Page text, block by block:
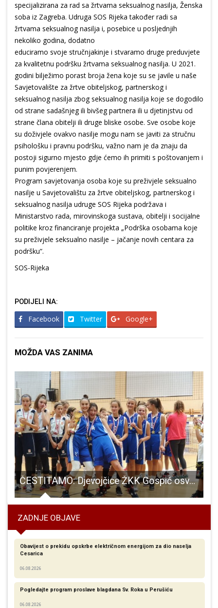
specijalizirana za rad sa žrtvama seksualnog nasilja, Ženska
soba iz Zagreba. Udruga SOS Rijeka također radi sa
žrtvama seksualnog nasilja i, posebice u posljednjih
nekoliko godina, dodatno
educiramo svoje stručnjakinje i stvaramo druge preduvjete
za kvalitetnu podršku žrtvama seksualnog nasilja. U 2021.
godini bilježimo porast broja žena koje su se javile u naše
Savjetovalište za žrtve obiteljskog, partnerskog i
seksualnog nasilja zbog seksualnog nasilja koje se dogodilo
od strane sadašnjeg ili bivšeg partnera ili u djetinjstvu od
strane člana obitelji ili druge bliske osobe. Sve osobe koje
su doživjele ovakvo nasilje mogu nam se javiti za stručnu
psihološku i pravnu podršku, važno nam je da znaju da
postoji sigurno mjesto gdje ćemo ih primiti s poštovanjem i
punim povjerenjem.
Program savjetovanja osoba koje su preživjele seksualno
nasilje u Savjetovalištu za žrtve obiteljskog, partnerskog i
seksualnog nasilja udruge SOS Rijeka podržava i
Ministarstvo rada, mirovinskoga sustava, obitelji i socijalne
politike kroz financiranje projekta „Podrška osobama koje
su preživjele seksualno nasilje – jačanje novih centara za
podršku“.
SOS-Rijeka
PODIJELI NA:
Facebook Twitter Google+
MOŽDA VAS ZANIMA
ČESTITAMO: Djevojčice ŽKK Gospić osvojile svoj prvi turnir!!!
ZADNJE OBJAVE
Obavijest o prekidu opskrbe električnom energijom za dio naselja
Cesarica
06.08.2026
Pogledajte program proslave blagdana Sv. Roka u Perušiću
06.08.2026